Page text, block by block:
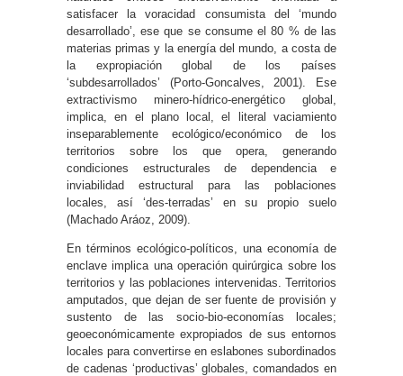
satisfacer la voracidad consumista del ‘mundo
desarrollado’, ese que se consume el 80 % de las
materias primas y la energía del mundo, a costa de
la expropiación global de los países
‘subdesarrollados’ (Porto-Goncalves, 2001). Ese
extractivismo minero-hídrico-energético global,
implica, en el plano local, el literal vaciamiento
inseparablemente ecológico/económico de los
territorios sobre los que opera, generando
condiciones estructurales de dependencia e
inviabilidad estructural para las poblaciones
locales, así ‘des-terradas’ en su propio suelo
(Machado Aráoz, 2009).
En términos ecológico-políticos, una economía de
enclave implica una operación quirúrgica sobre los
territorios y las poblaciones intervenidas. Territorios
amputados, que dejan de ser fuente de provisión y
sustento de las socio-bio-economías locales;
geoeconómicamente expropiados de sus entornos
locales para convertirse en eslabones subordinados
de cadenas ‘productivas’ globales, comandados en